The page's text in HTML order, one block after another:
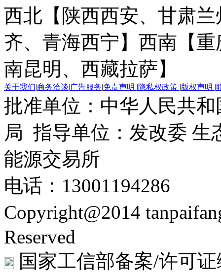
西北【陕西西安、甘肃
齐、青海西宁】 西南【
南昆明、西藏拉萨】
关于我们|商务洽谈|广告服务|免责声明 |隐私权政策 |版权声明 |
批准单位：中华人民共
局 指导单位：发改委 生
能源交易所
电话：13001194286
Copyright@2014
Reserved
国家工信部备案/许可